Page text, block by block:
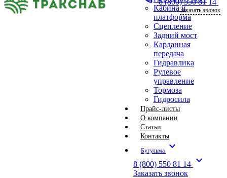
Кабина и
платформа
Сцепление
Задний мост
Карданная
передача
Гидравлика
Рулевое
управление
Тормоза
Гидросила
Прайс-листы
О компании
Статьи
Контакты
Бугульма expand_more
8 (800) 550 81 14 expand_more
Заказать звонок
Заказать звонок